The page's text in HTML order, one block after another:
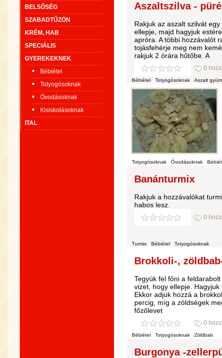
BELSŐSÉG
SZABADTŰZÖN
KRÉM, HAB
SPECIÁLIS
GYEREKEKNEK
Bébiétel
Totyogósoknak
Óvodásoknak
Kisiskolásoknak
ITAL
Aszaltszilva -
Rakjuk az aszalt szilvát
ellepje, majd hagyjuk
apróra. A többi hozzávalót
tojásfehérje meg nem
rakjuk 2 órára hűtőbe. A
0
Bébiétel Totyogósoknak Aszalt
Totyogósoknak Óvodásoknak
Banánturmix
Rakjuk a hozzávalókat
habos lesz.
0
Turmix Bébiétel Totyogósoknak
Brokkoli-,
Tegyük fel főni a
vizet, hogy ellepje.
Ekkor adjuk hozzá a
percig, míg a zöldségek
főzőlevet
0
Bébiétel Totyogósoknak Zöldbab
Burgonya -